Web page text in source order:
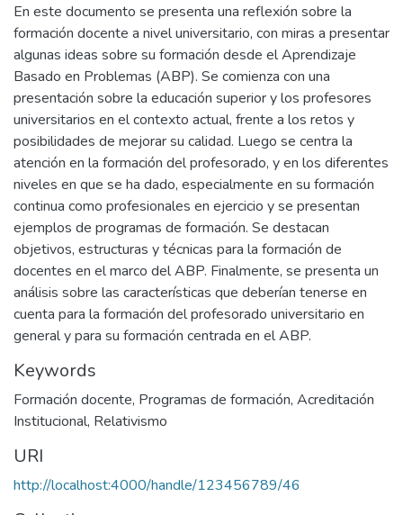
En este documento se presenta una reflexión sobre la
formación docente a nivel universitario, con miras a presentar
algunas ideas sobre su formación desde el Aprendizaje
Basado en Problemas (ABP). Se comienza con una
presentación sobre la educación superior y los profesores
universitarios en el contexto actual, frente a los retos y
posibilidades de mejorar su calidad. Luego se centra la
atención en la formación del profesorado, y en los diferentes
niveles en que se ha dado, especialmente en su formación
continua como profesionales en ejercicio y se presentan
ejemplos de programas de formación. Se destacan
objetivos, estructuras y técnicas para la formación de
docentes en el marco del ABP. Finalmente, se presenta un
análisis sobre las características que deberían tenerse en
cuenta para la formación del profesorado universitario en
general y para su formación centrada en el ABP.
Keywords
Formación docente, Programas de formación, Acreditación
Institucional, Relativismo
URI
http://localhost:4000/handle/123456789/46